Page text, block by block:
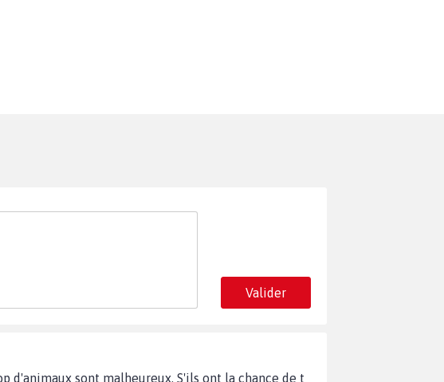
Valider
d'animaux sont malheureux. S'ils ont la chance de t